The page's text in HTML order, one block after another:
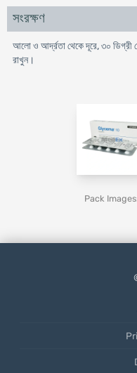
সংরক্ষণ
আলো ও আর্দ্রতা থেকে দূরে, ৩০ ডিগ্রী
রাখুন।
Pack